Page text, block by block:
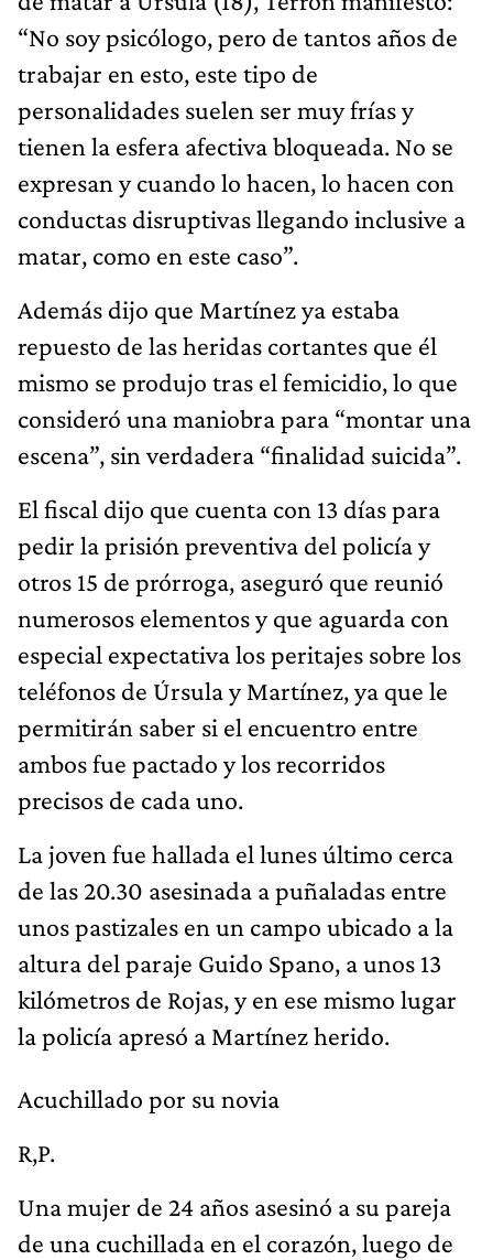
“No soy psicólogo, pero de tantos años de
trabajar en esto, este tipo de
personalidades suelen ser muy frías y
tienen la esfera afectiva bloqueada. No se
expresan y cuando lo hacen, lo hacen con
conductas disruptivas llegando inclusive a
matar, como en este caso”.
Además dijo que Martínez ya estaba
repuesto de las heridas cortantes que él
mismo se produjo tras el femicidio, lo que
consideró una maniobra para “montar una
escena”, sin verdadera “finalidad suicida”.
El fiscal dijo que cuenta con 13 días para
pedir la prisión preventiva del policía y
otros 15 de prórroga, aseguró que reunió
numerosos elementos y que aguarda con
especial expectativa los peritajes sobre los
teléfonos de Úrsula y Martínez, ya que le
permitirán saber si el encuentro entre
ambos fue pactado y los recorridos
precisos de cada uno.
La joven fue hallada el lunes último cerca
de las 20.30 asesinada a puñaladas entre
unos pastizales en un campo ubicado a la
altura del paraje Guido Spano, a unos 13
kilómetros de Rojas, y en ese mismo lugar
la policía apresó a Martínez herido.
Acuchillado por su novia
R,P.
Una mujer de 24 años asesinó a su pareja
de una cuchillada en el corazón, luego de